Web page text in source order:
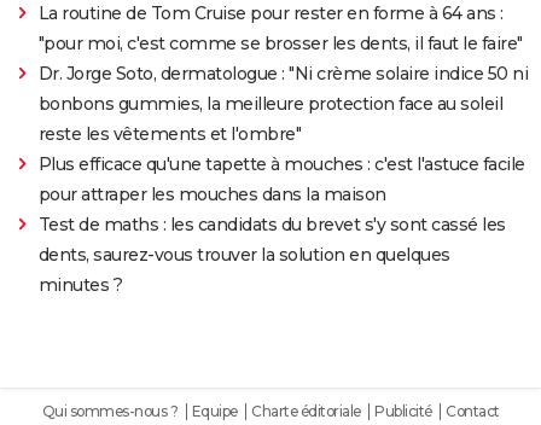
La routine de Tom Cruise pour rester en forme à 64 ans :
"pour moi, c'est comme se brosser les dents, il faut le faire"
Dr. Jorge Soto, dermatologue : "Ni crème solaire indice 50 ni
bonbons gummies, la meilleure protection face au soleil
reste les vêtements et l'ombre"
Plus efficace qu'une tapette à mouches : c'est l'astuce facile
pour attraper les mouches dans la maison
Test de maths : les candidats du brevet s'y sont cassé les
dents, saurez-vous trouver la solution en quelques
minutes ?
Qui sommes-nous ? Equipe Charte éditoriale Publicité Contact